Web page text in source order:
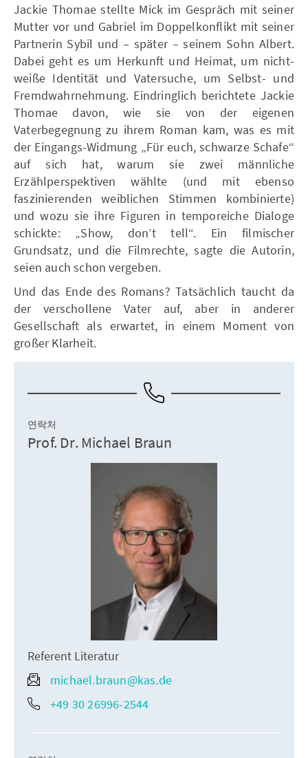
Jackie Thomae stellte Mick im Gespräch mit seiner
Mutter vor und Gabriel im Doppelkonflikt mit seiner
Partnerin Sybil und – später – seinem Sohn Albert.
Dabei geht es um Herkunft und Heimat, um nicht-
weiße Identität und Vatersuche, um Selbst- und
Fremdwahrnehmung. Eindringlich berichtete Jackie
Thomae davon, wie sie von der eigenen
Vaterbegegnung zu ihrem Roman kam, was es mit
der Eingangs-Widmung „Für euch, schwarze Schafe“
auf sich hat, warum sie zwei männliche
Erzählperspektiven wählte (und mit ebenso
faszinierenden weiblichen Stimmen kombinierte)
und wozu sie ihre Figuren in temporeiche Dialoge
schickte: „Show, don’t tell“. Ein filmischer
Grundsatz, und die Filmrechte, sagte die Autorin,
seien auch schon vergeben.
Und das Ende des Romans? Tatsächlich taucht da
der verschollene Vater auf, aber in anderer
Gesellschaft als erwartet, in einem Moment von
großer Klarheit.
연락처
Prof. Dr. Michael Braun
Referent Literatur
michael.braun@kas.de
+49 30 26996-2544